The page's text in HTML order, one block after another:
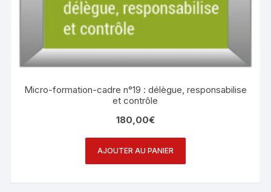
Micro-formation-cadre n°19 : délègue, responsabilise
et contrôle
180,00€
AJOUTER AU PANIER